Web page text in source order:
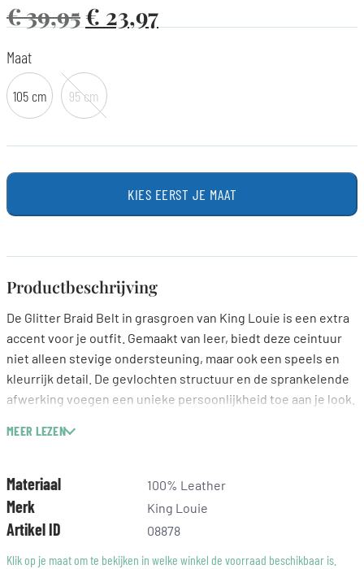
€39,95€ 23,97
Maat
105 cm 95 cm
KIES EERST JE MAAT
Productbeschrijving
De Glitter Braid Belt in grasgroen van King Louie is een extra
accent voor je outfit. Gemaakt van leer, biedt deze ceintuur
niet alleen stevige ondersteuning, maar ook een speels en
kleurrijk detail. De gevlochten structuur en de sprankelende
afwerking voegen een unieke persoonlijkheid toe aan je look.
een opvallend effect. Deze riem is niet alleen een functioneel
versterkt.
MEER LEZEN
Materiaal 100% Leather
Merk King Louie
Artikel ID
08878
Klik op je maat om te bekijken in welke winkel de voorraad beschikbaar is.